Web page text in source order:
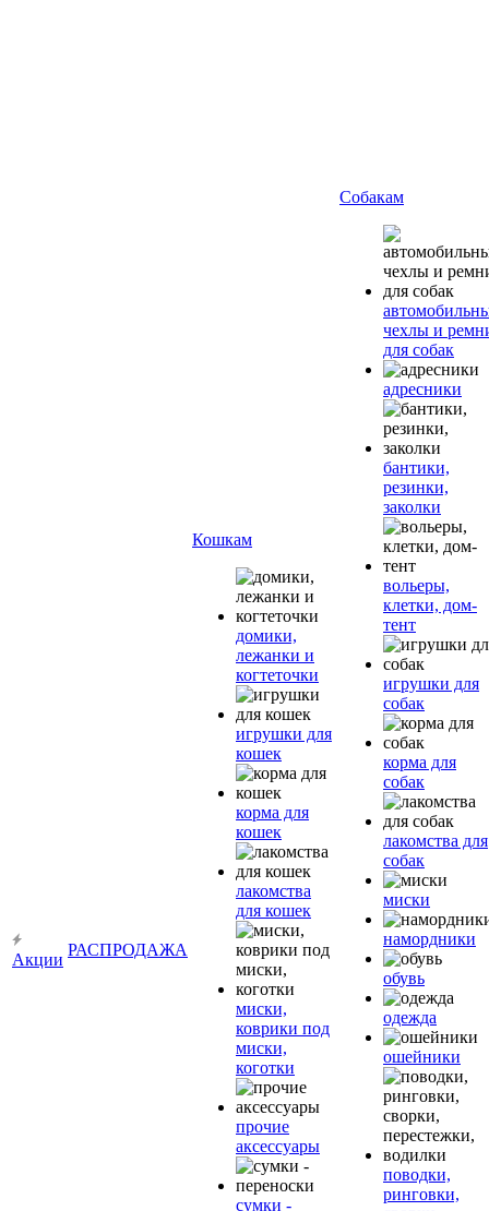
Акции
РАСПРОДАЖА
Кошкам
домики,
лежанки и
когтеточки
игрушки для
кошек
корма для
кошек
лакомства
для кошек
миски,
коврики под
миски,
коготки
прочие
аксессуары
сумки -
Собакам
чехлы и
для собак
адресники
бантики,
резинки,
заколки
вольеры,
клетки, дом-
тент
игрушки для
собак
корма для
собак
лакомства для
собак
миски
намордники
обувь
одежда
ошейники
поводки,
ринговки,